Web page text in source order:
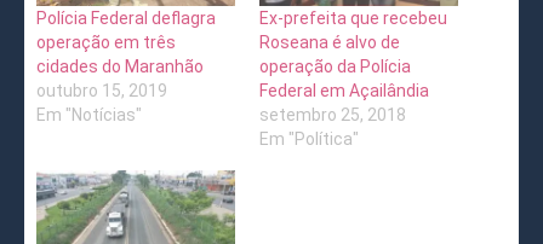
Polícia Federal deflagra
operação em três
cidades do Maranhão
outubro 15, 2019
Em "Notícias"
Ex-prefeita que recebeu
Roseana é alvo de
operação da Polícia
Federal em Açailândia
setembro 25, 2018
Em "Política"